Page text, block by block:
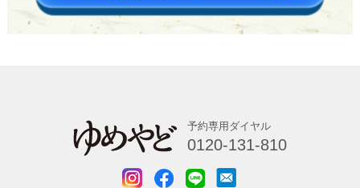
予約専用ダイヤル
0120-131-810